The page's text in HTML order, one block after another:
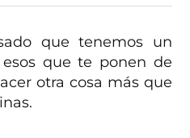
que tenemos un
que te ponen de
otra cosa más que